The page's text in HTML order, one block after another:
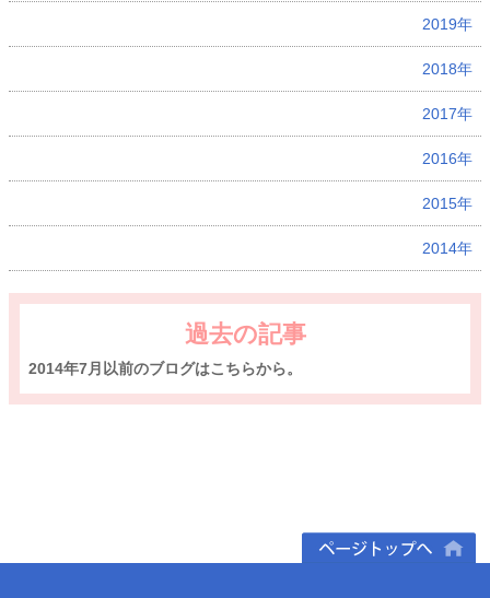
2019年
2018年
2017年
2016年
2015年
2014年
過去の記事
2014年7月以前のブログはこちらから。